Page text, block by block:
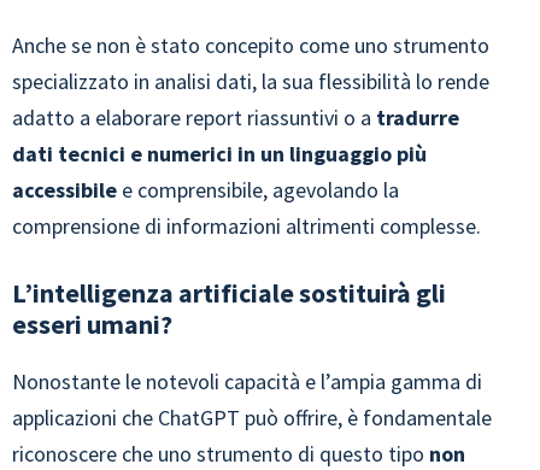
Anche se non è stato concepito come uno strumento
specializzato in analisi dati, la sua flessibilità lo rende
adatto a elaborare report riassuntivi o a tradurre
dati tecnici e numerici in un linguaggio più
accessibile e comprensibile, agevolando la
comprensione di informazioni altrimenti complesse.
L’intelligenza artificiale sostituirà gli
esseri umani?
Nonostante le notevoli capacità e l’ampia gamma di
applicazioni che ChatGPT può offrire, è fondamentale
riconoscere che uno strumento di questo tipo non